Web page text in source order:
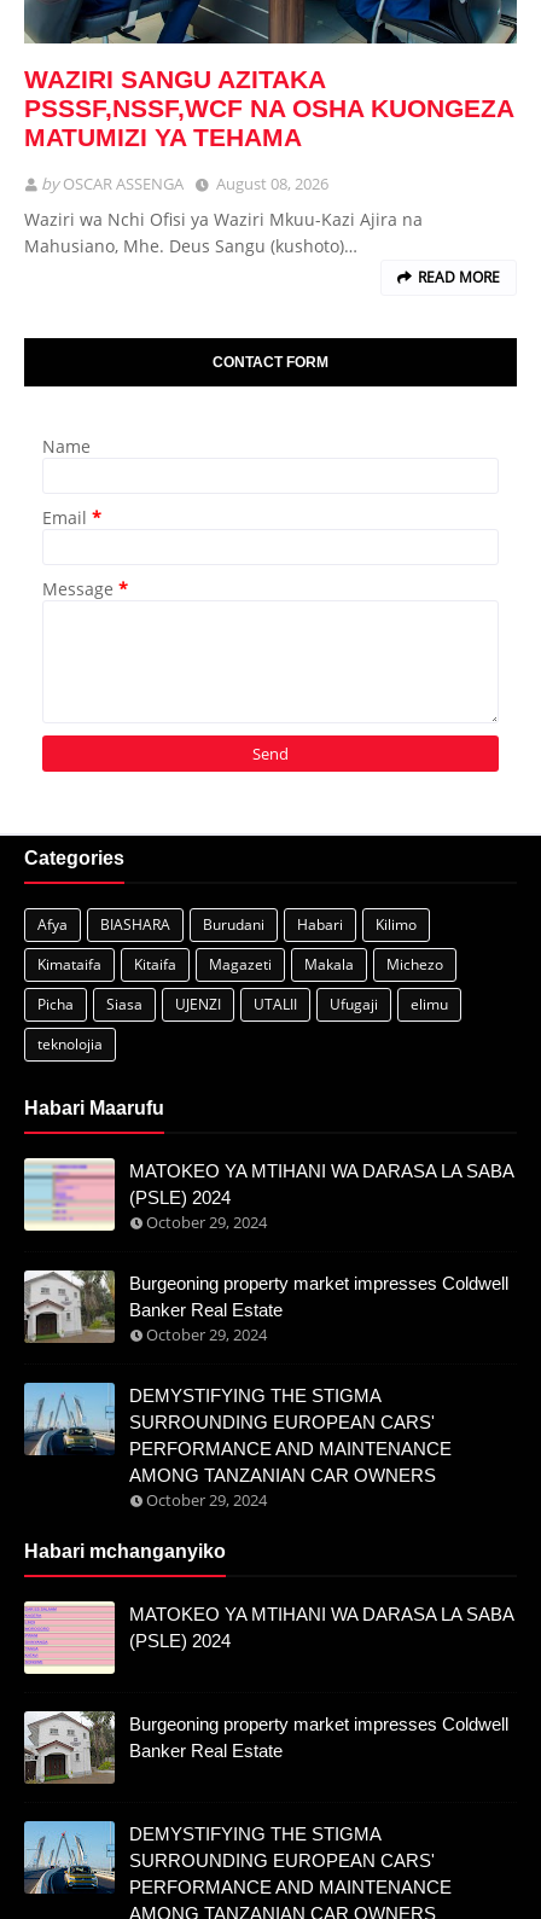
WAZIRI SANGU AZITAKA
PSSSF,NSSF,WCF NA OSHA KUONGEZA
MATUMIZI YA TEHAMA
byOSCAR ASSENGA August 08, 2026
Waziri wa Nchi Ofisi ya Waziri Mkuu-Kazi Ajira na
Mahusiano, Mhe. Deus Sangu (kushoto)…
READ MORE
CONTACT FORM
Name
Email *
Message *
Categories
Afya BIASHARA Burudani Habari
Kilimo
Kimataifa
Kitaifa Magazeti Makala
Michezo
Picha
Siasa UJENZI UTALII Ufugaji
elimu
teknolojia
Habari Maarufu
MATOKEO YA MTIHANI WA DARASA LA SABA
(PSLE) 2024
October 29, 2024
Burgeoning property market impresses Coldwell
Banker Real Estate
October 29, 2024
DEMYSTIFYING THE STIGMA
SURROUNDING EUROPEAN CARS'
PERFORMANCE AND MAINTENANCE
AMONG TANZANIAN CAR OWNERS
October 29, 2024
Habari mchanganyiko
MATOKEO YA MTIHANI WA DARASA LA SABA
(PSLE) 2024
Burgeoning property market impresses Coldwell
Banker Real Estate
DEMYSTIFYING THE STIGMA
SURROUNDING EUROPEAN CARS'
PERFORMANCE AND MAINTENANCE
AMONG TANZANIAN CAR OWNERS